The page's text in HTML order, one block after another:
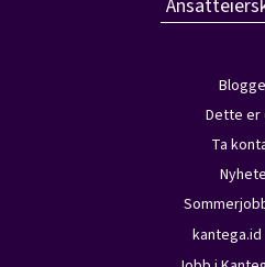
Dette er
Ta
kantega.id